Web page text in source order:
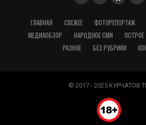
ГЛАВНАЯ СВЕЖЕЕ ФОТОРЕПОРТАЖ
МЕДИАОБЗОР
НАРОДНОЕ СМИ ОСТРОЕ
РАЗНОЕ
БЕЗ РУБРИКИ
© 2017 - 2025 КУРЧАТОВ